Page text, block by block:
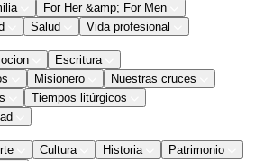
For Her &amp; For Men
Salud Vida profesional
Escritura
Misionero
Nuestras cruces
Tiempos litúrgicos
Cultura Historia
Patrimonio